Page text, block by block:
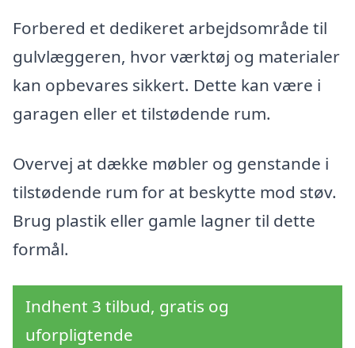
Forbered et dedikeret arbejdsområde til
gulvlæggeren, hvor værktøj og materialer
kan opbevares sikkert. Dette kan være i
garagen eller et tilstødende rum.
Overvej at dække møbler og genstande i
tilstødende rum for at beskytte mod støv.
Brug plastik eller gamle lagner til dette
formål.
Indhent 3 tilbud, gratis og
uforpligtende